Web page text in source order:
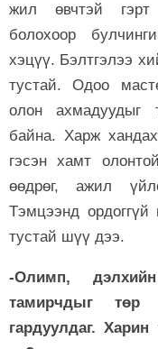
жил өвчтэй гэрт
болохоор
хэцүү. Бэлтгэлээ
тустай. Одоо
олон ахмадуудыг
байна. Харж
гэсэн хамт
өөдрөг, ажил
Тэмцээнд
тустай шүү дээ.
-Олимп,
тамирчдыг төр
гардуулдаг.